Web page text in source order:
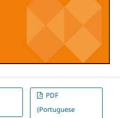
PDF
(Portuguese